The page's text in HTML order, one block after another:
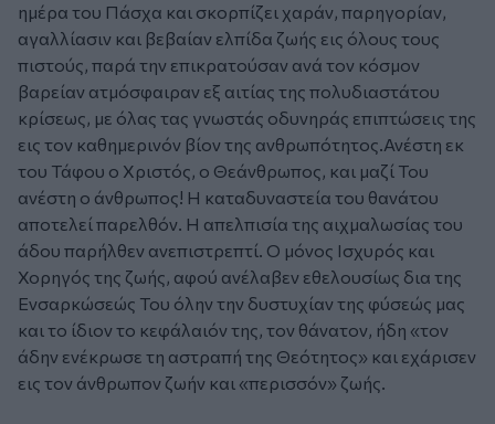
ημέρα του Πάσχα και σκορπίζει χαράν, παρηγορίαν,
αγαλλίασιν και βεβαίαν ελπίδα ζωής εις όλους τους
πιστούς, παρά την επικρατούσαν ανά τον κόσμον
βαρείαν ατμόσφαιραν εξ αιτίας της πολυδιαστάτου
κρίσεως, με όλας τας γνωστάς οδυνηράς επιπτώσεις της
εις τον καθημερινόν βίον της ανθρωπότητος.Ανέστη εκ
του Τάφου ο Χριστός, ο Θεάνθρωπος, και μαζί Του
ανέστη ο άνθρωπος! Η καταδυναστεία του θανάτου
αποτελεί παρελθόν. Η απελπισία της αιχμαλωσίας του
άδου παρήλθεν ανεπιστρεπτί. Ο μόνος Ισχυρός και
Χορηγός της ζωής, αφού ανέλαβεν εθελουσίως δια της
Ενσαρκώσεώς Του όλην την δυστυχίαν της φύσεώς μας
και το ίδιον το κεφάλαιόν της, τον θάνατον, ήδη «τον
άδην ενέκρωσε τη αστραπή της Θεότητος» και εχάρισεν
εις τον άνθρωπον ζωήν και «περισσόν» ζωής.